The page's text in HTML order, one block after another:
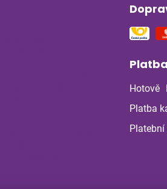
Platba
Hotově
Platba